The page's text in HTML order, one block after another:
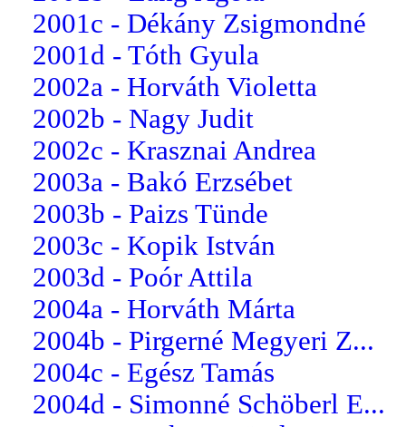
2001c - Dékány Zsigmondné
2001d - Tóth Gyula
2002a - Horváth Violetta
2002b - Nagy Judit
2002c - Krasznai Andrea
2003a - Bakó Erzsébet
2003b - Paizs Tünde
2003c - Kopik István
2003d - Poór Attila
2004a - Horváth Márta
2004b - Pirgerné Megyeri Z...
2004c - Egész Tamás
2004d - Simonné Schöberl E...